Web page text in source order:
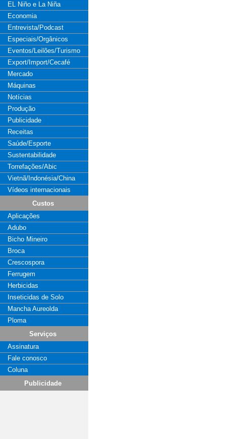
EL Niño e La Niña
Economia
Entrevista/Podcast
Especiais/Orgânicos
Eventos/Leilões/Turismo
Export/Import/Cecafé
Mercado
Máquinas
Notícias
Produção
Publicidade
Receitas
Saúde/Esporte
Sustentabilidade
Torrefações/Abic
Vietnã/Indonésia/China
Vídeos internacionais
Custos
Aplicações
Adubo
Bicho Mineiro
Broca
Crescospora
Ferrugem
Herbicidas
Inseticidas de Solo
Mancha Aureolda
Ploma
Serviços
Assinatura
Fale conosco
Coluna
Publicidade